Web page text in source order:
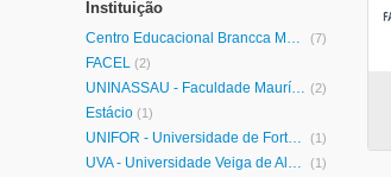
Instituição
Centro Educacional Brancca Maria (7)
FACEL (2)
UNINASSAU - Faculdade Maurício de Nassau (2)
Estácio (1)
UNIFOR - Universidade de Fortaleza (1)
UVA - Universidade Veiga de Almeida (1)